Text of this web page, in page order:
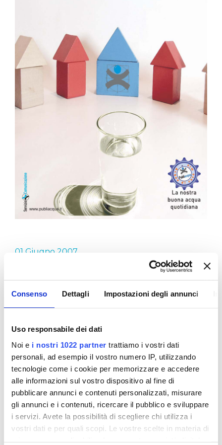
Consenso Dettagli Impostazioni degli annunci
Uso responsabile dei dati
Noi e i nostri 1022 partner trattiamo i vostri dati
personali, ad esempio il vostro numero IP, utilizzando
tecnologie come i cookie per memorizzare e accedere
alle informazioni sul vostro dispositivo al fine di
pubblicare annunci e contenuti personalizzati, misurare
gli annunci e i contenuti, ricercare il pubblico e sviluppare
i servizi. Avete la possibilità di scegliere chi utilizza i
vostri dati e per quali scopi. Le vostre scelte in materia di
01 Giugno 2007
ACQUA DI QUALITÀ
dalla sua nascita ha portato avanti attraverso le
proprie campagne di sensibilizzazione. Come
abbiamo detto anche in altre occasioni, l'acqua di
rubinetto, in tutto il territorio dove il servizio idrico
è gestito da Publiacqua, è di buona qualità, è
sicura ed offre garanzie di controllo come nessun
altro tipo di acqua in bottiglia.
E le nostre due campagne 2007 esemplificano al
meglio quanto detto sopra. Acqua di qualità…
direttamente a casa tua! e ricerchiamo… la qualità!!